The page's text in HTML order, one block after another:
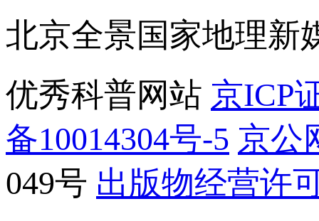
北京全景国家地理新
优秀科普网站 京ICP
备10014304号-5 京公
049号 出版物经营许